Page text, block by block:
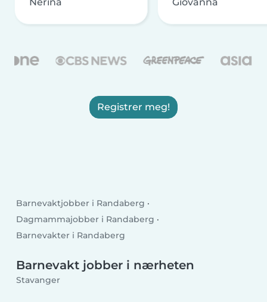
Nerina Giovanna
Registrer meg!
Barnevaktjobber i Randaberg
Dagmammajobber i Randaberg
Barnevakter i Randaberg
Barnevakt jobber i nærheten
Stavanger